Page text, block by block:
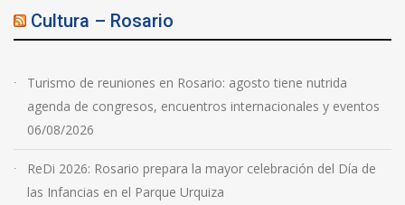
Cultura – Rosario
Turismo de reuniones en Rosario: agosto tiene nutrida
agenda de congresos, encuentros internacionales y eventos
06/08/2026
ReDi 2026: Rosario prepara la mayor celebración del Día de
las Infancias en el Parque Urquiza